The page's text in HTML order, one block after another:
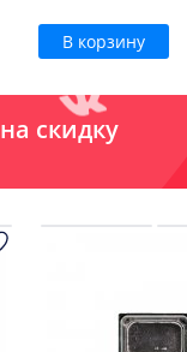
В корзину
скидку